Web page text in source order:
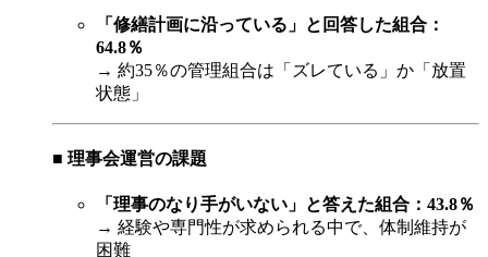
「修繕計画に沿っている」と回答した組合：
64.8％
→ 約35％の管理組合は「ズレている」か「放置
状態」
■ 理事会運営の課題
「理事のなり手がいない」と答えた組合：43.8％
→ 経験や専門性が求められる中で、体制維持が
困難